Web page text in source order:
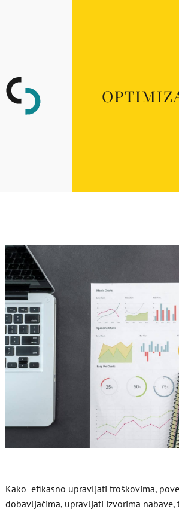
Kako efikasno upravljati troškovima,
dobavljačima, upravljati izvorima